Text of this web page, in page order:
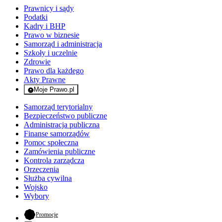
Prawnicy i sądy
Podatki
Kadry i BHP
Prawo w biznesie
Samorząd i administracja
Szkoły i uczelnie
Zdrowie
Prawo dla każdego
Akty Prawne
Moje Prawo.pl
- rejestracja i logowanie do serwisu
Samorząd terytorialny
Bezpieczeństwo publiczne
Administracja publiczna
Finanse samorządów
Pomoc społeczna
Zamówienia publiczne
Kontrola zarządcza
Orzeczenia
Służba cywilna
Wojsko
Wybory
Promocje- otwiera się w nowej karcie